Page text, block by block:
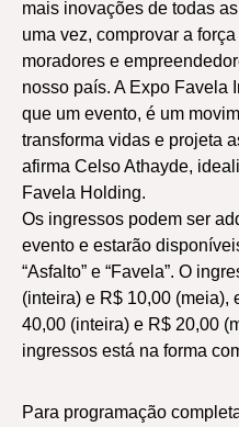
mais inovações de todas
uma vez, comprovar a
moradores e
nosso país. A Expo Favela
que um evento, é um
transforma vidas e projeta
afirma Celso Athayde,
Favela Holding.
Os ingressos podem ser
evento e estarão
“Asfalto” e “Favela”. O
(inteira) e R$ 10,00 (meia),
40,00 (inteira) e R$ 20,00
ingressos está na forma
Para programação